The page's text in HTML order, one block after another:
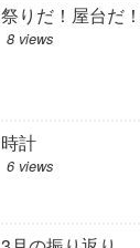
祭りだ！屋台だ
8 views
時計
6 views